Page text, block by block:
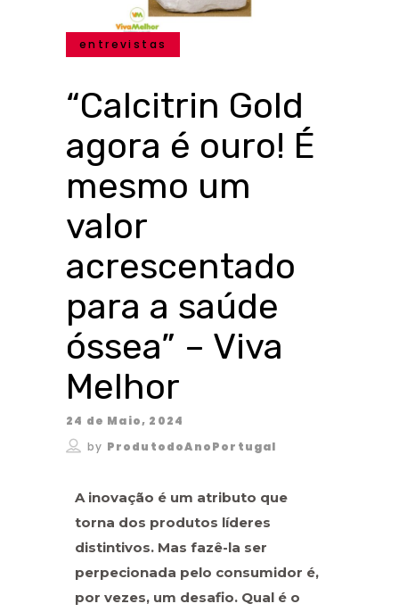
entrevistas
“Calcitrin Gold
agora é ouro! É
mesmo um
valor
acrescentado
para a saúde
óssea” – Viva
Melhor
24 de Maio, 2024
by ProdutodoAnoPortugal
A inovação é um atributo que
torna dos produtos líderes
distintivos. Mas fazê-la ser
perpecionada pelo consumidor é,
por vezes, um desafio. Qual é o